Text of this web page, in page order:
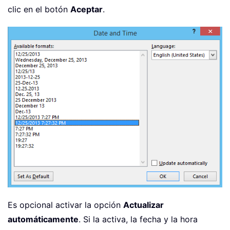
clic en el botón Aceptar.
Es opcional activar la opción Actualizar
automáticamente. Si la activa, la fecha y la hora